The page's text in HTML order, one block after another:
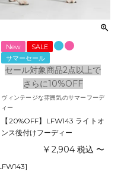
New
SALE
サマーセール
セール対象商品2点以上で
さらに10%OFF
ヴィンテージな雰囲気のサマーフーデ
ィー
【20%OFF】LFW143 ライトオ
ンス後付けフーディー
¥ 2,904 税込 〜